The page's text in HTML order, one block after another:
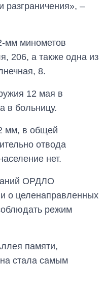
разграничения», –
мм минометов
206, а также одна из
8.
12 мая в
в больницу.
мм, в общей
отвода
нет.
ОРДЛО
о целенаправленных
режим
памяти,
стала самым